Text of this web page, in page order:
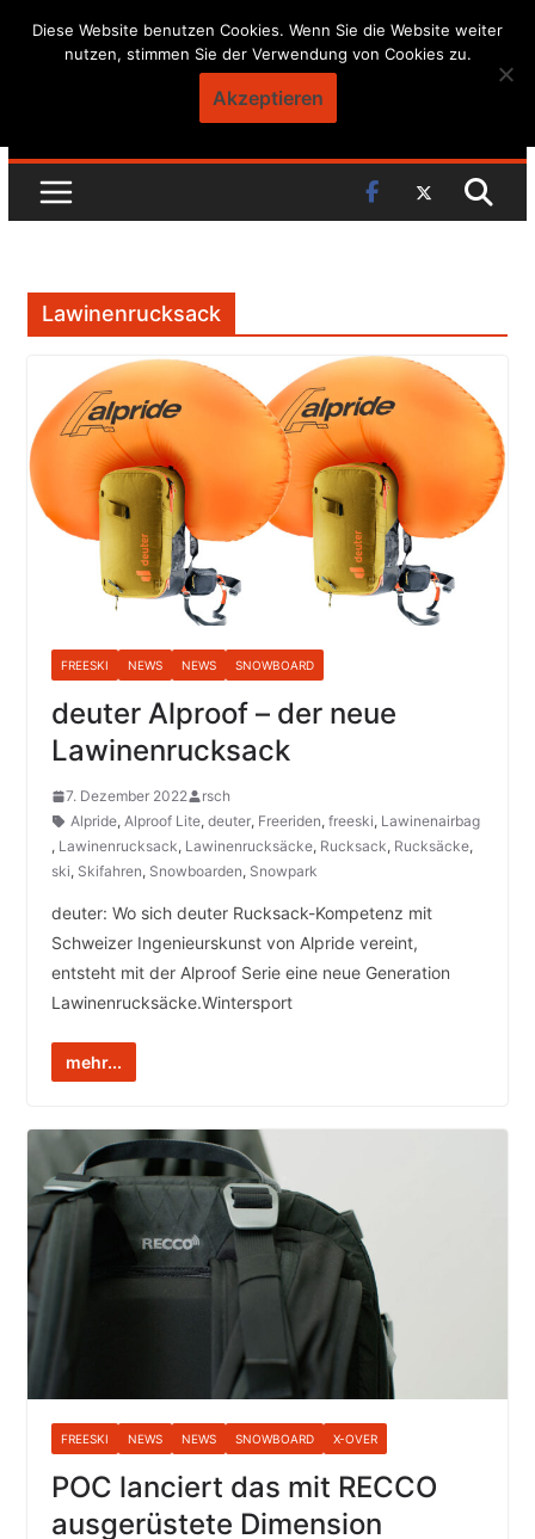
Skip
Lawinenrucksack
FREESKI NEWS NEWS SNOWBOARD
deuter Alproof – der neue
Lawinenrucksack
7. Dezember 2022
rsch
Alpride, Alproof Lite, deuter, Freeriden, freeski, Lawinenairbag
, Lawinenrucksack, Lawinenrucksäcke, Rucksack, Rucksäcke,
ski, Skifahren, Snowboarden, Snowpark
deuter: Wo sich deuter Rucksack-Kompetenz mit
Schweizer Ingenieurskunst von Alpride vereint,
entsteht mit der Alproof Serie eine neue Generation
Lawinenrucksäcke.Wintersport
mehr...
FREESKI NEWS NEWS SNOWBOARD X-OVER
POC lanciert das mit RECCO
ausgerüstete Dimension
Diese Website benutzen Cookies. Wenn Sie die Website weiter
nutzen, stimmen Sie der Verwendung von Cookies zu.
Akzeptieren